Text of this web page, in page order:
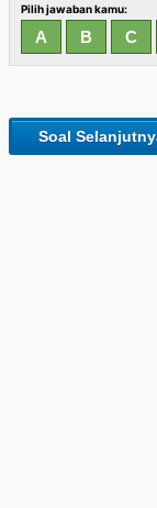
Pilih jawaban kamu:
Soal